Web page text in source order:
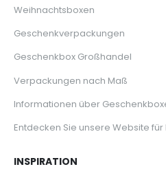
Weihnachtsboxen
Geschenkverpackungen
Geschenkbox Großhandel
Verpackungen nach Maß
Informationen über
Entdecken Sie unsere Website
INSPIRATION